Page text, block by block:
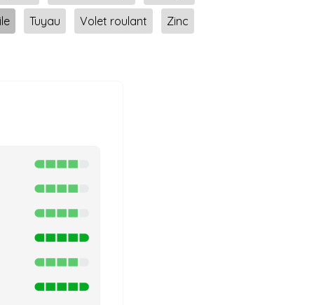
Tuyau Volet roulant Zinc